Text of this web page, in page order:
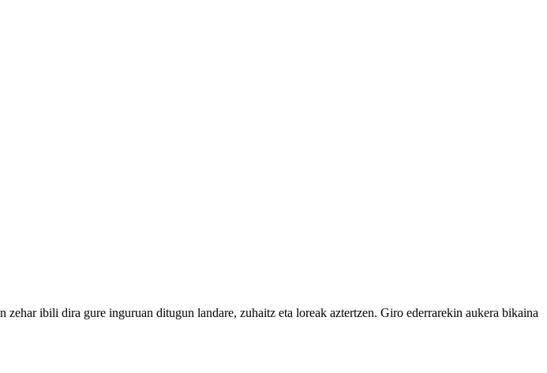
ibili dira gure inguruan ditugun landare, zuhaitz eta loreak aztertzen. Giro ederrarekin aukera bikaina